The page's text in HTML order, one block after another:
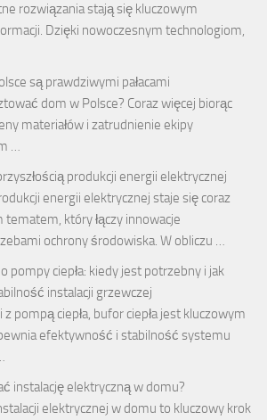
rozwiązania stają się kluczowym
Dzięki nowoczesnym technologiom,
są prawdziwymi pałacami
dom w Polsce? Coraz więcej biorąc
materiałów i zatrudnienie ekipy
…
produkcji energii elektrycznej
energii elektrycznej staje się coraz
tematem, który łączy innowacje
ochrony środowiska. W obliczu …
pompy ciepła: kiedy jest potrzebny i jak
instalacji grzewczej
pompą ciepła, bufor ciepła jest kluczowym
efektywność i stabilność systemu
instalację elektryczną w domu?
elektrycznej w domu to kluczowy krok